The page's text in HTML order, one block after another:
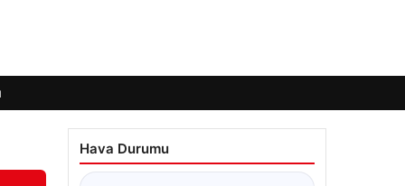
Hava Durumu